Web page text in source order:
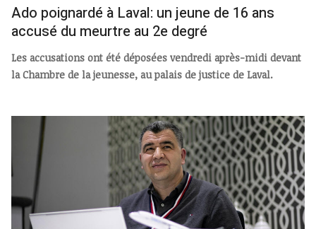
Ado poignardé à Laval: un jeune de 16 ans
accusé du meurtre au 2e degré
Les accusations ont été déposées vendredi après-midi devant
la Chambre de la jeunesse, au palais de justice de Laval.